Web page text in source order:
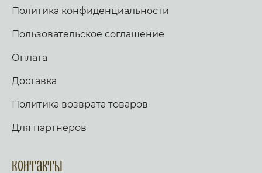
Политика конфиденциальности
Пользовательское соглашение
Оплата
Доставка
Политика возврата товаров
Для партнеров
Контакты